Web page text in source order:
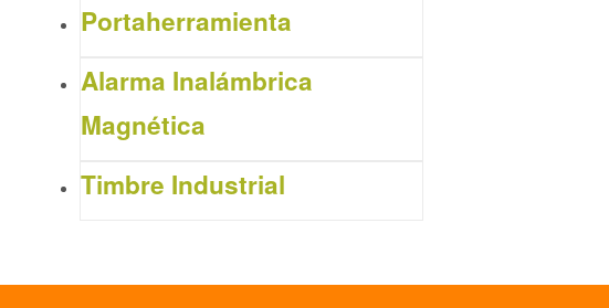
Portaherramienta
Alarma Inalámbrica
Magnética
Timbre Industrial